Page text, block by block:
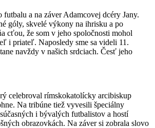
a na záver Adamcovej dcéry Jany.
góly, skvelé výkony na ihrisku a po
cťou, že som v jeho spoločnosti mohol
i priateľ. Naposledy sme sa videli 11.
navždy v našich srdciach. Česť jeho
celebroval rímskokatolícky arcibiskup
Na tribúne tiež vyvesili špeciálny
i bývalých futbalistov a hostí
obrazovkách. Na záver si zobrala slovo